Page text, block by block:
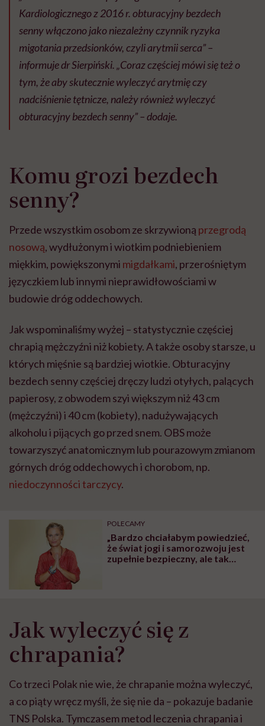
Kardiologicznego z 2016 r. obturacyjny bezdech
senny włączono jako niezależny czynnik ryzyka
migotania przedsionków, czyli arytmii serca” –
informuje dr Sierpiński. „Coraz częściej mówi się też o
tym, że aby skutecznie wyleczyć arytmię czy
nadciśnienie tętnicze, należy również wyleczyć
obturacyjny bezdech senny” – dodaje.
Komu grozi bezdech
senny?
Przede wszystkim osobom ze skrzywioną przegrodą
nosową, wydłużonym i wiotkim podniebieniem
miękkim, powiększonymi migdałkami, przerośniętym
języczkiem lub innymi nieprawidłowościami w
budowie dróg oddechowych.
Jak wspominaliśmy wyżej – statystycznie częściej
chrapią mężczyźni niż kobiety. A także osoby starsze, u
których mięśnie są bardziej wiotkie. Obturacyjny
bezdech senny częściej dręczy ludzi otyłych, palących
papierosy, z obwodem szyi większym niż 43 cm
(mężczyźni) i 40 cm (kobiety), nadużywających
alkoholu i pijących go przed snem. OBS może
towarzyszyć anatomicznym lub pourazowym zmianom
górnych dróg oddechowych i chorobom, np.
niedoczynności tarczycy.
POLECAMY
„Bardzo chciałabym powiedzieć,
że świat jogi i samorozwoju jest
zupełnie bezpieczny, ale tak
Jak wyleczyć się z
chrapania?
Co trzeci Polak nie wie, że chrapanie można wyleczyć,
a co piąty wręcz myśli, że się nie da – pokazuje badanie
TNS Polska. Tymczasem metod leczenia chrapania i